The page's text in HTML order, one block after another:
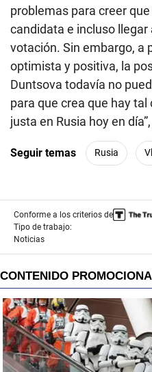
problemas para creer
candidata e incluso llegar
votación. Sin embargo, a
optimista y positiva, la
Duntsova todavía no
para que crea que hay
justa en Rusia hoy en
Seguir temas Rusia
Conforme a los criterios de
Tipo de trabajo:
Noticias